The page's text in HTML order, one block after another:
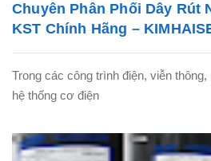
Chuyên Phân Phối Dây Rút
KST Chính Hãng –
Trong các công trình điện, viễn
hệ thống cơ điện